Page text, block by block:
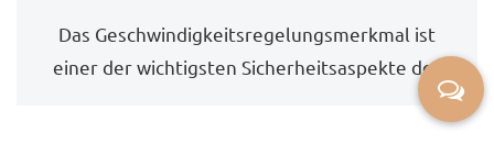
der Nägel oder der umgebenden Haut
zu verhindern?
Das Geschwindigkeitsregelungsmerkmal ist
einer der wichtigsten Sicherheitsaspekte der